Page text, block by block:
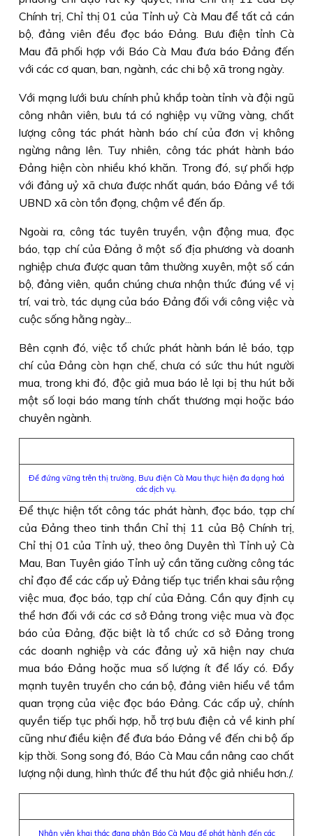
Chính trị, Chỉ thị 01 của Tỉnh uỷ Cà Mau để tất cả cán
bộ, đảng viên đều đọc báo Ðảng. Bưu điện tỉnh Cà
Mau đã phối hợp với Báo Cà Mau đưa báo Ðảng đến
với các cơ quan, ban, ngành, các chi bộ xã trong ngày.
Với mạng lưới bưu chính phủ khắp toàn tỉnh và đội ngũ
công nhân viên, bưu tá có nghiệp vụ vững vàng, chất
lượng công tác phát hành báo chí của đơn vị không
ngừng nâng lên. Tuy nhiên, công tác phát hành báo
Ðảng hiện còn nhiều khó khăn. Trong đó, sự phối hợp
với đảng uỷ xã chưa được nhất quán, báo Ðảng về tới
UBND xã còn tồn đọng, chậm về đến ấp.
Ngoài ra, công tác tuyên truyền, vận động mua, đọc
báo, tạp chí của Ðảng ở một số địa phương và doanh
nghiệp chưa được quan tâm thường xuyên, một số cán
bộ, đảng viên, quần chúng chưa nhận thức đúng về vị
trí, vai trò, tác dụng của báo Ðảng đối với công việc và
cuộc sống hằng ngày...
Bên cạnh đó, việc tổ chức phát hành bán lẻ báo, tạp
chí của Ðảng còn hạn chế, chưa có sức thu hút người
mua, trong khi đó, độc giả mua báo lẻ lại bị thu hút bởi
một số loại báo mang tính chất thương mại hoặc báo
chuyên ngành.
Ðể đứng vững trên thị trường, Bưu điện Cà Mau thực hiện đa dạng hoá
các dịch vụ.
Ðể thực hiện tốt công tác phát hành, đọc báo, tạp chí
của Ðảng theo tinh thần Chỉ thị 11 của Bộ Chính trị,
Chỉ thị 01 của Tỉnh uỷ, theo ông Duyên thì Tỉnh uỷ Cà
Mau, Ban Tuyên giáo Tỉnh uỷ cần tăng cường công tác
chỉ đạo để các cấp uỷ Ðảng tiếp tục triển khai sâu rộng
việc mua, đọc báo, tạp chí của Ðảng. Cần quy định cụ
thể hơn đối với các cơ sở Ðảng trong việc mua và đọc
báo của Ðảng, đặc biệt là tổ chức cơ sở Ðảng trong
các doanh nghiệp và các đảng uỷ xã hiện nay chưa
mua báo Ðảng hoặc mua số lượng ít để lấy có. Ðẩy
mạnh tuyên truyền cho cán bộ, đảng viên hiểu về tầm
quan trọng của việc đọc báo Ðảng. Các cấp uỷ, chính
quyền tiếp tục phối hợp, hỗ trợ bưu điện cả về kinh phí
cũng như điều kiện để đưa báo Ðảng về đến chi bộ ấp
kịp thời. Song song đó, Báo Cà Mau cần nâng cao chất
lượng nội dung, hình thức để thu hút độc giả nhiều hơn./.
Nhân viên khai thác đang phân Báo Cà Mau để phát hành đến các